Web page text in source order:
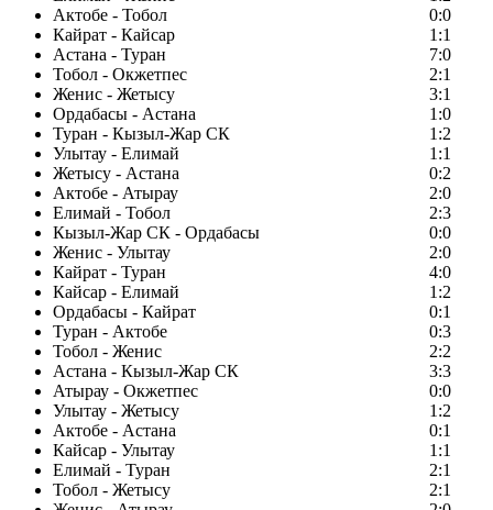
Актобе - Тобол
0:0
Кайрат - Кайсар
1:1
Астана - Туран
7:0
Тобол - Окжетпес
2:1
Женис - Жетысу
3:1
Ордабасы - Астана
1:0
Туран - Кызыл-Жар СК
1:2
Улытау - Елимай
1:1
Жетысу - Астана
0:2
Актобе - Атырау
2:0
Елимай - Тобол
2:3
Кызыл-Жар СК - Ордабасы
0:0
Женис - Улытау
2:0
Кайрат - Туран
4:0
Кайсар - Елимай
1:2
Ордабасы - Кайрат
0:1
Туран - Актобе
0:3
Тобол - Женис
2:2
Астана - Кызыл-Жар СК
3:3
Атырау - Окжетпес
0:0
Улытау - Жетысу
1:2
Актобе - Астана
0:1
Кайсар - Улытау
1:1
Елимай - Туран
2:1
Тобол - Жетысу
2:1